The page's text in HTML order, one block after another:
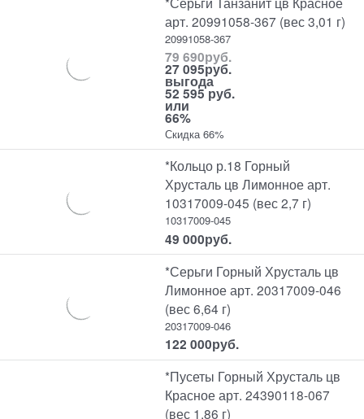
арт. 20991058-367 (вес 3,01 г)
20991058-367
79 690руб.
27 095руб.
выгода
52 595 руб.
или
66%
Скидка 66%
*Кольцо р.18 Горный
Хрусталь цв Лимонное арт.
10317009-045 (вес 2,7 г)
10317009-045
49 000руб.
*Серьги Горный Хрусталь цв
Лимонное арт. 20317009-046
(вес 6,64 г)
20317009-046
122 000руб.
*Пусеты Горный Хрусталь цв
Красное арт. 24390118-067
(вес 1,86 г)